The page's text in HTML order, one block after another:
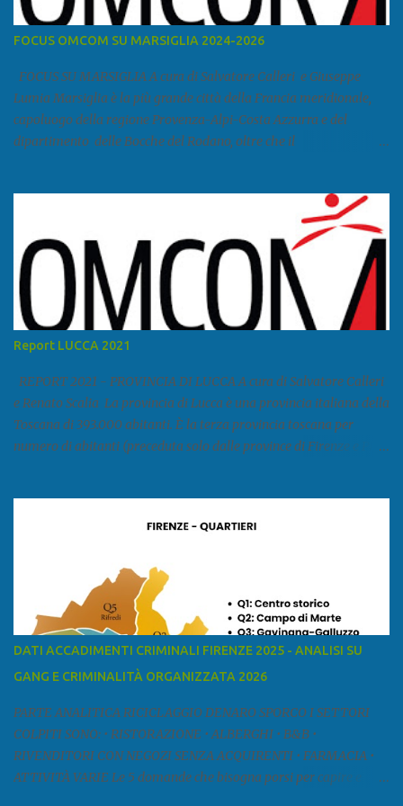
FOCUS OMCOM SU MARSIGLIA 2024-2026
FOCUS SU MARSIGLIA A cura di Salvatore Calleri e Giuseppe
Lumia Marsiglia è la più grande città della Francia meridionale,
capoluogo della regione Provenza-Alpi-Costa Azzurra e del
dipartimento delle Bocche del Rodano, oltre che il
come area metropolitana. Studiare quanto succede a Marsiglia è
molto importante per la geopolitica narcomafiosa perché
Marsiglia ha il porto in asse con la Corsica, Genova, Livorno e
Napoli e le banlieu gemellate con le periferie milanesi. Secondo il
rapporto della DCSA è uno dei principali scali del narcotraffico dal
sudamerica, in particolare Ecuador e Cile. Marsiglia è una città
multietnica, con un 40 per cento di islamici e nonostante questo e
nonostante il forte tasso di criminalità che attira molti giovani,
emerge a prescindere dalla religione una forte identità ...
Report LUCCA 2021
REPORT 2021 - PROVINCIA DI LUCCA A cura di Salvatore Calleri
e Renato Scalia La provincia di Lucca è una provincia italiana della
Toscana di 393.000 abitanti. È la terza provincia toscana per
numero di abitanti (preceduta solo dalle province di Firenze e Pisa)
a est con le province di Pistoia e di Firenze, a sud con la provincia di
Lucca Ÿ la Versilia Ÿ la Media Valle del Serchio Ÿ la Garfagnana
Fonte: wikipedia Presenze mafiose e criminali (principali) Le
presenze mafiose in provincia sono assai rilevanti. Si segnala che
nella relazione del 2001 della Commissione parlamentare
Livorno e Lucca agiscono i clan dei Fedele...” Dalla ricerc...
DATI ACCADIMENTI CRIMINALI FIRENZE 2025 - ANALISI SU
GANG E CRIMINALITÀ ORGANIZZATA 2026
PARTE ANALITICA RICICLAGGIO DENARO SPORCO I SETTORI
COLPITI SONO: • RISTORAZIONE • ALBERGHI • B&B •
RIVENDITORI CON NEGOZI SENZA ACQUIRENTI • FARMACIA •
ATTIVITÀ VARIE Le 5 domande che bisogna porsi per capire e